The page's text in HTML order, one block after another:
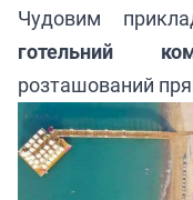
Чудовим
готельний
розташований